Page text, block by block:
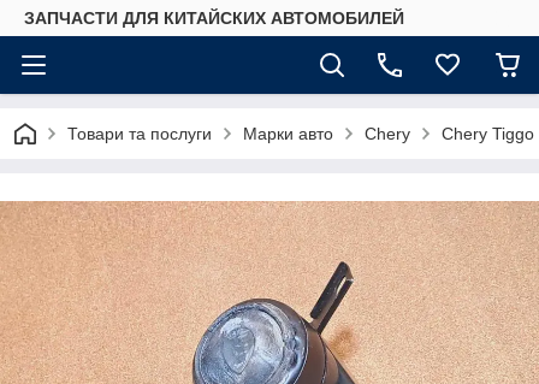
ЗАПЧАСТИ ДЛЯ КИТАЙСКИХ АВТОМОБИЛЕЙ
Товари та послуги Марки авто Chery Chery Tiggo